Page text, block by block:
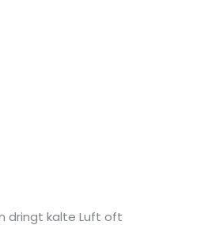
dringt kalte Luft oft